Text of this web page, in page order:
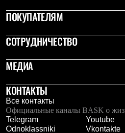
Женская одежда
Утепленная пухом
Брюки
Жилеты
Куртки
Штормовая одежда
Куртки
Софтшелл одежда
Куртки
Брюки
Лёгкая одежда
ПОКУПАТЕЛЯМ
СОТРУДНИЧЕСТВО
МЕДИА
КОНТАКТЫ
Все контакты
Официальные каналы BASK о
Telegram
Youtube
Odnoklassniki
Vkontakte